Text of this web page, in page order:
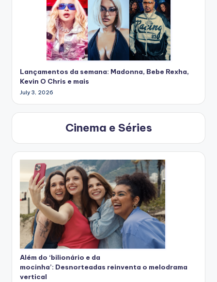
Lançamentos da semana: Madonna, Bebe Rexha,
Kevin O Chris e mais
July 3, 2026
Cinema e Séries
Além do ‘bilionário e da
mocinha’: Desnorteadas reinventa o melodrama
vertical